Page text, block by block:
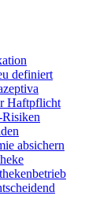
definiert
Haftpflicht
absichern